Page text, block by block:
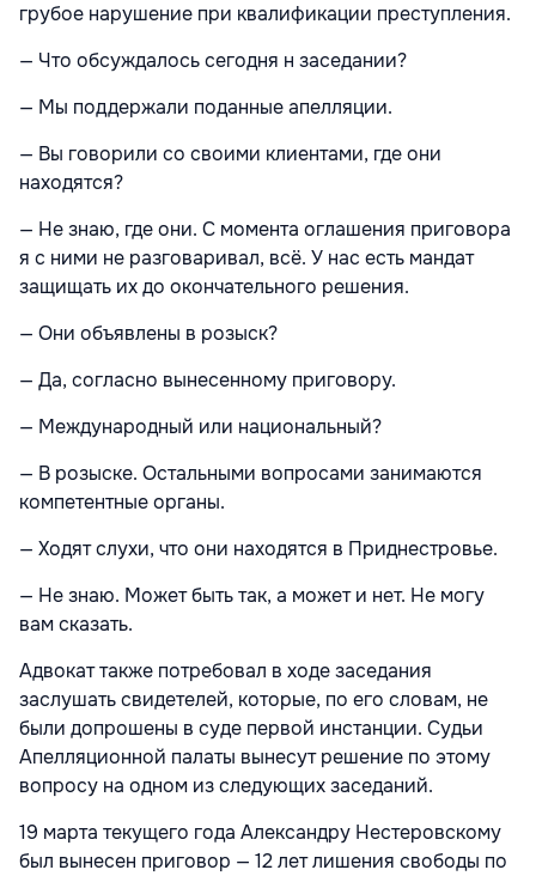
грубое нарушение при квалификации преступления.
— Что обсуждалось сегодня н заседании?
— Мы поддержали поданные апелляции.
— Вы говорили со своими клиентами, где они
находятся?
— Не знаю, где они. С момента оглашения приговора
я с ними не разговаривал, всё. У нас есть мандат
защищать их до окончательного решения.
— Они объявлены в розыск?
— Да, согласно вынесенному приговору.
— Международный или национальный?
— В розыске. Остальными вопросами занимаются
компетентные органы.
— Ходят слухи, что они находятся в Приднестровье.
— Не знаю. Может быть так, а может и нет. Не могу
вам сказать.
Адвокат также потребовал в ходе заседания
заслушать свидетелей, которые, по его словам, не
были допрошены в суде первой инстанции. Судьи
Апелляционной палаты вынесут решение по этому
вопросу на одном из следующих заседаний.
19 марта текущего года Александру Нестеровскому
был вынесен приговор — 12 лет лишения свободы по